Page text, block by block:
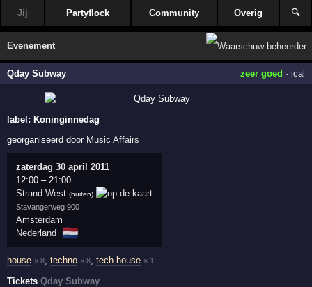
Jij Partyflock Community Overig 🔍
Evenement
Qday Subway zeer goed · ical
label: Koninginnedag
georganiseerd door Music Affairs
zaterdag 30 april 2011
12:00 –21:00
Strand West (buiten)
Stavangerweg 900
Amsterdam
Nederland
🇳🇱
house × 8,techno × 8,tech house × 1
TicketsQday Subway